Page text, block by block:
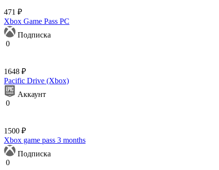
471 ₽
Xbox Game Pass PC
Подписка
0
1648 ₽
Pacific Drive (Xbox)
Аккаунт
0
1500 ₽
Xbox game pass 3 months
Подписка
0